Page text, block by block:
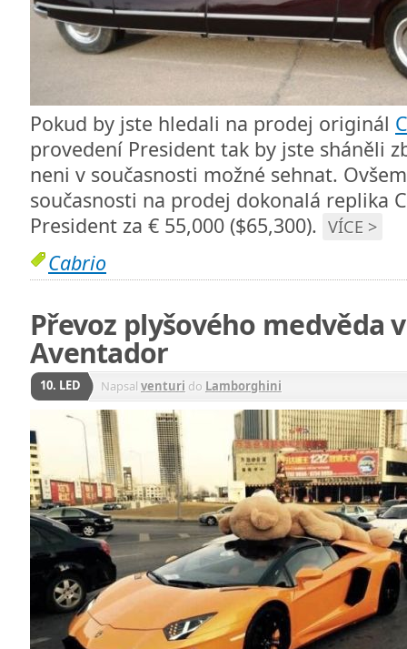
Pokud by jste hledali na prodej originál
provedení President tak by jste sháněli
neni v současnosti možné sehnat.
současnosti na prodej dokonalá replika
President za € 55,000 ($65,300). VÍCE >
Cabrio
Převoz plyšového medvěda
Aventador
10. LED Napsal venturi do Lamborghini